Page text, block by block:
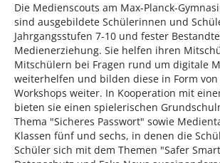
Die Medienscouts am Max-Planck-
sind ausgebildete Schülerinnen und
Jahrgangsstufen 7-10 und fester
Medienerziehung. Sie helfen ihren
Mitschülern bei Fragen rund um digitale
weiterhelfen und bilden diese in Form
Workshops weiter. In Kooperation mit
bieten sie einen spielerischen
Thema "Sicheres Passwort" sowie
Klassen fünf und sechs, in denen die
Schüler sich mit dem Themen "Safer